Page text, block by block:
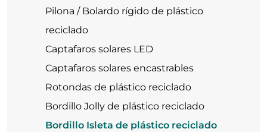
Pilona / Bolardo rígido de plástico
reciclado
Captafaros solares LED
Captafaros solares encastrables
Rotondas de plástico reciclado
Bordillo Jolly de plástico reciclado
Bordillo Isleta de plástico reciclado